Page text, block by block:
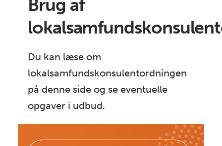
Brug af
Du kan læse om
lokalsamfundskonsulentordningen
på denne side og se eventuelle
opgaver i udbud.